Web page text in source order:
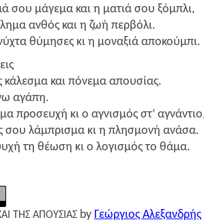
σου μάγε­μα και η ματιά σου ξόμπλι,
ανθός και η ζωή περβόλι.
θύμη­σες κι η μονα­ξιά αποκούμπι.
κάλε­σμα και πόνε­μα απουσίας.
αγάπη.
προ­σευ­χή κι ο αγνι­σμός στ’
σου λάμπρι­σμα κι η πλη­σμο­νή ανάσα.
τη θέω­ση κι ο λογι­σμός το θάμα.
ΤΗΣ ΑΠΟΥΣΙΑΣ by Γεώρ­γιος Αλε­ξαν­δρής